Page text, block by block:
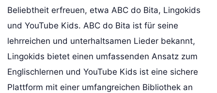
Beliebtheit erfreuen, etwa ABC do Bita, Lingokids
und YouTube Kids. ABC do Bita ist für seine
lehrreichen und unterhaltsamen Lieder bekannt,
Lingokids bietet einen umfassenden Ansatz zum
Englischlernen und YouTube Kids ist eine sichere
Plattform mit einer umfangreichen Bibliothek an